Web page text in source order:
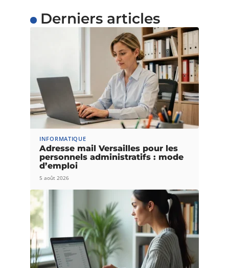
Derniers articles
INFORMATIQUE
Adresse mail Versailles pour les
personnels administratifs : mode
d’emploi
5 août 2026